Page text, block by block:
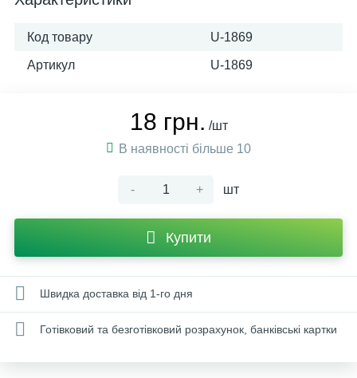
Код товару U-1869
Артикул U-1869
18 грн. /шт
В наявності більше 10
- + шт
Купити
Швидка доставка від 1-го дня
Готівковий та безготівковий розрахунок, банківські картки